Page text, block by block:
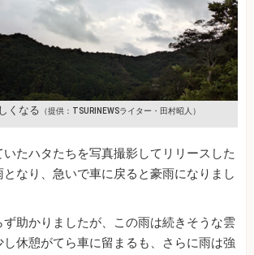
くなる （提供：TSURINEWSライター・田村昭人）
たハタたちを写真撮影してリリースした
となり、急いで車に戻ると豪雨になりまし
助かりましたが、この雨は続きそうな雲
休憩がてら車に留まるも、さらに雨は強